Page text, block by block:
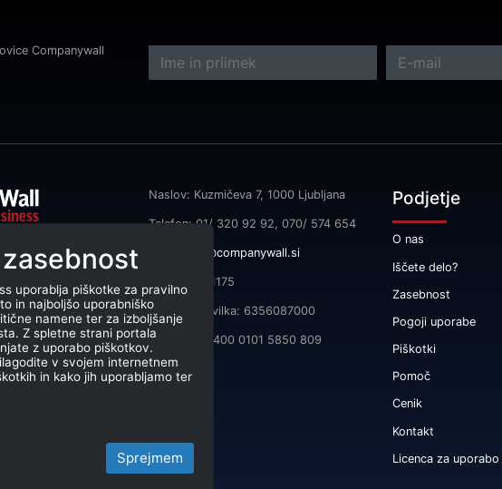
Companywall
izboljšati
in povezovanjem
© 2026
Naslov: Kuzmičeva 7, 1000 Ljubljana
Telefon: 01/ 320 92 92, 070/ 574 654
info@companywall.si
DŠ: SI55591175
Matična številka: 6356087000
TRR: SI56 3400 0101 5850 809
Podjetje
O nas
Iščete delo?
Zasebnost
Pogoji uporabe
Piškotki
Pomoč
Cenik
Kontakt
Licenca za
uporablja piškotke za pravilno
in najboljšo uporabniško
namene ter za izboljšanje
Z spletne strani portala
z uporabo piškotkov.
v svojem internetnem
in kako jih uporabljamo ter
Sprejmem